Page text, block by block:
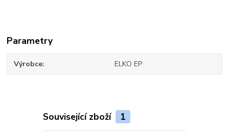
Parametry
Výrobce ELKO EP
Související zboží 1